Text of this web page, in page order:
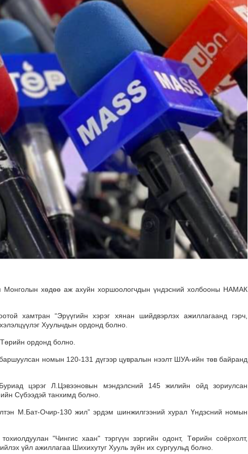
хөдөө аж ахуйн хоршоологчдын үндэсний холбооны НАМАК
хамтран “Эрүүгийн хэрэг хянан шийдвэрлэх ажиллагаанд гэрч,
Хуульчдын ордонд болно.
ордонд болно.
номын 120-131 дүгээр цувралын нээлт ШУА-ийн төв байранд
цэрэг Л.Цэвээновын мэндэлсний 145 жилийн ойд зориулсан
Сүбээдэй танхимд болно.
М.Бат-Очир-130 жил” эрдэм шинжилгээний хурал Үндэсний номын
"Чингис хаан" тэргүүн зэргийн одонт, Төрийн соёрхолт,
үйл ажиллагаа Шихихутуг Хууль зүйн их сургуульд болно.